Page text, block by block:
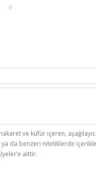
#
ve küfür içeren,
ya da benzeri niteliklerde
aittir.